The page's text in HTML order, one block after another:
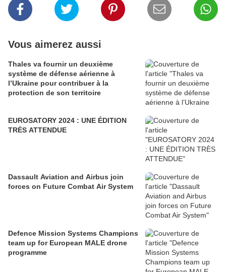
Vous aimerez aussi
Thales va fournir un deuxième
système de défense aérienne à
l’Ukraine pour contribuer à la
protection de son territoire
EUROSATORY 2024 : UNE ÉDITION
TRÈS ATTENDUE
Dassault Aviation and Airbus join
forces on Future Combat Air System
Defence Mission Systems Champions
team up for European MALE drone
programme